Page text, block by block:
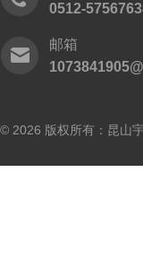
0512-
邮箱
© 2026 版权所有：昆山